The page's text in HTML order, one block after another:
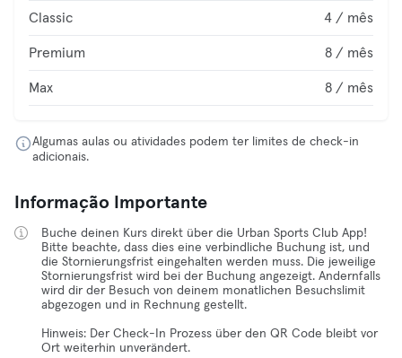
Classic 4 / mês
Premium 8 / mês
Max 8 / mês
Algumas aulas ou atividades podem ter limites de check-in
adicionais.
Informação Importante
Buche deinen Kurs direkt über die Urban Sports Club App!
Bitte beachte, dass dies eine verbindliche Buchung ist, und
die Stornierungsfrist eingehalten werden muss. Die jeweilige
Stornierungsfrist wird bei der Buchung angezeigt. Andernfalls
wird dir der Besuch von deinem monatlichen Besuchslimit
abgezogen und in Rechnung gestellt.
Hinweis: Der Check-In Prozess über den QR Code bleibt vor
Ort weiterhin unverändert.